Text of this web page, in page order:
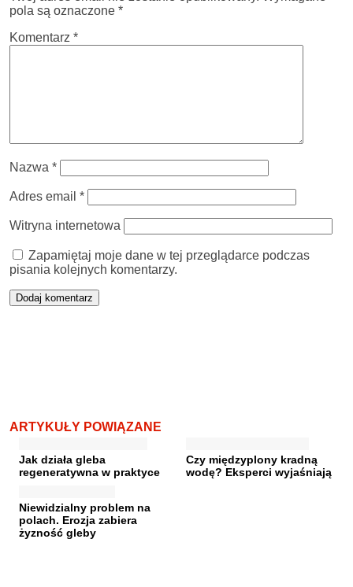
pola są oznaczone *
Komentarz *
Nazwa *
Adres email *
Witryna internetowa
Zapamiętaj moje dane w tej przeglądarce podczas
pisania kolejnych komentarzy.
ARTYKUŁY POWIĄZANE
Jak działa gleba
regeneratywna w praktyce
Czy międzyplony kradną
wodę? Eksperci wyjaśniają
Niewidzialny problem na
polach. Erozja zabiera
żyzność gleby